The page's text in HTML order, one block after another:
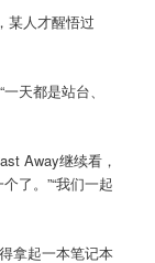
某人才醒悟过
天都是站台、
Away继续看，
了。”“我们一起
拿起一本笔记本